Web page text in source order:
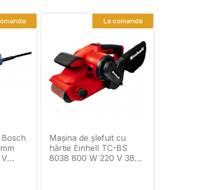
Maşina de şlefuit cu
hârtie Einhell TC-BS
8038 800 W 220 V 380
La comanda